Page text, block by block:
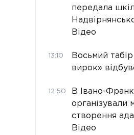
передала
Відео
13:10
Восьмий
вирок»
12:50
В Івано-
організували
створення
Відео